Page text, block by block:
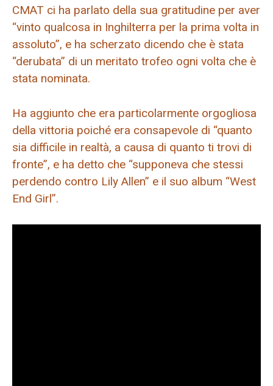
CMAT ci ha parlato della sua gratitudine per aver
“vinto qualcosa in Inghilterra per la prima volta in
assoluto”, e ha scherzato dicendo che è stata
“derubata” di un meritato trofeo ogni volta che è
stata nominata.
Ha aggiunto che era particolarmente orgogliosa
della vittoria poiché era consapevole di “quanto
sia difficile in realtà, a causa di quanto ti trovi di
fronte”, e ha detto che “supponeva che stessi
perdendo contro Lily Allen” e il suo album “West
End Girl”.